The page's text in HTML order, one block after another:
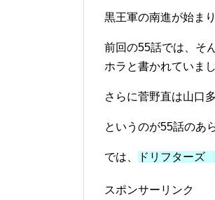
黒王軍の南進が始ま
前回の55話では、そ
ホラと書かれていまし
さらに菅野直は山口
というのが55話のあ
では、 ドリフター
スポンサーリンク